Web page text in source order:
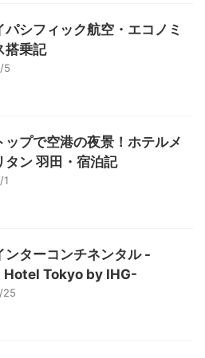
パシフィック航空・エコノミ
搭乗記
5
ップで空港の夜景！ホテルメ
タン 羽田・宿泊記
ンターコンチネンタル -
Tokyo by IHG-
25